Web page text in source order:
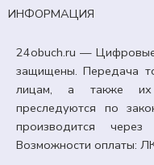
ИНФОРМАЦИЯ
24obuch.ru —
защищены. Передача
лицам, а также их
преследуются по
производится
Возможности оплаты: